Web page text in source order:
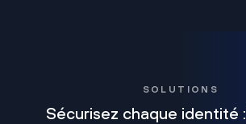
SOLUTIONS
Sécurisez chaque identité :